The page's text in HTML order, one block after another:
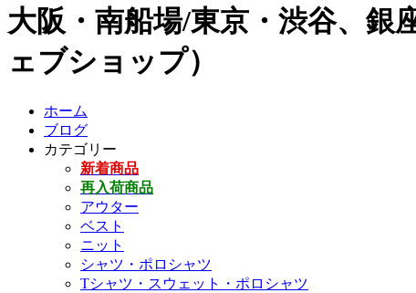
大阪・南船場/東京・渋谷、銀
ェブショップ）
ホーム
ブログ
カテゴリー
新着商品
再入荷商品
アウター
ベスト
ニット
シャツ・ポロシャツ
Tシャツ・スウェット・ポロシャツ